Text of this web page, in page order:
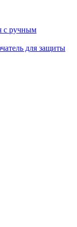
с ручным
для защиты